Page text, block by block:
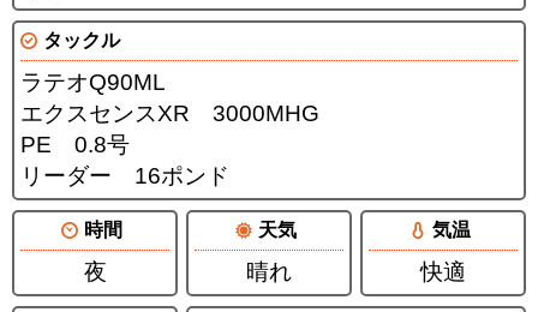
タックル
ラテオQ90ML
エクスセンスXR 3000MHG
PE 0.8号
リーダー 16ポンド
時間
夜
天気
晴れ
気温
快適